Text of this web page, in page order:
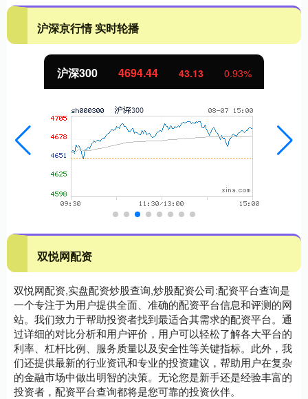
沪深京行情 实时轮播
沪深300 4694.44 43.13 0.93%
双悦网配资
双悦网配资,实盘配资炒股查询,炒股配资公司:配资平台查询是
一个专注于为用户提供全面、准确的配资平台信息和评测的网
站。我们致力于帮助投资者找到最适合其需求的配资平台。通
过详细的对比分析和用户评价，用户可以轻松了解各大平台的
利率、杠杆比例、服务质量以及安全性等关键指标。此外，我
们还提供最新的行业资讯和专业的投资建议，帮助用户在复杂
的金融市场中做出明智的决策。无论您是新手还是经验丰富的
投资者，配资平台查询都将是您可靠的投资伙伴。